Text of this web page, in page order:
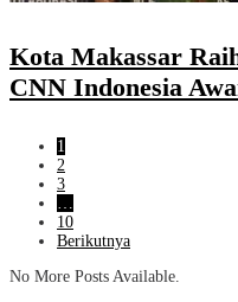
Kota Makassar
CNN Indonesia
1
2
3
…
10
Berikutnya
No More Posts Available.